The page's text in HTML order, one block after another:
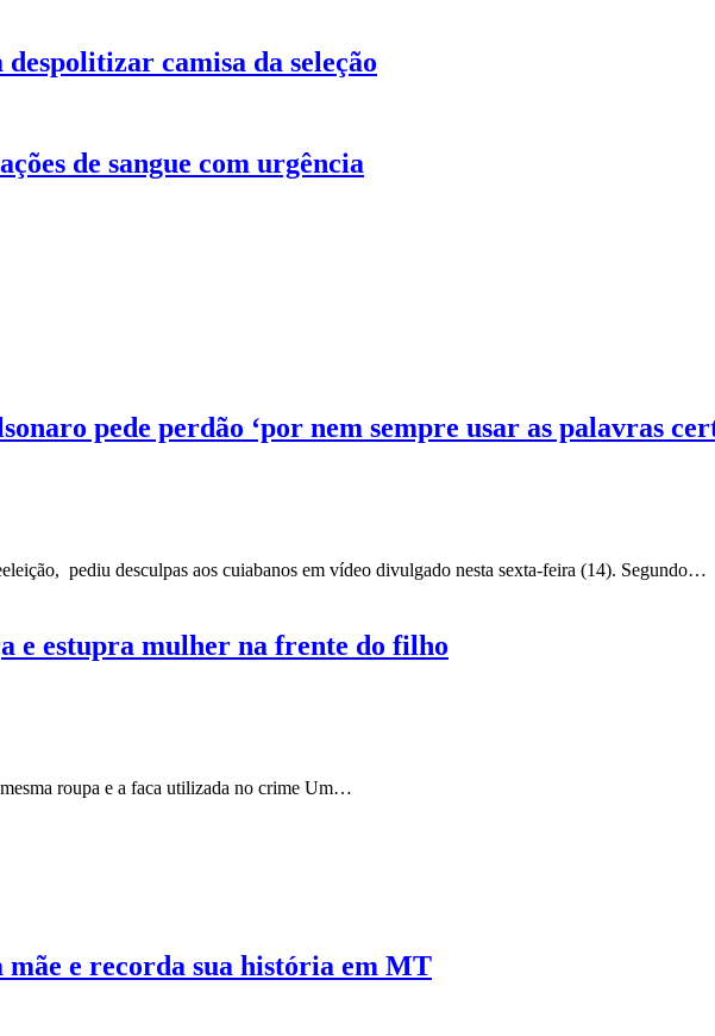
camisa da seleção
de sangue com urgência
pede perdão ‘por nem sempre usar as palavras
pediu desculpas aos cuiabanos em vídeo divulgado nesta sexta-feira (14). Segundo…
e estupra mulher na frente do filho
roupa e a faca utilizada no crime Um…
e recorda sua história em MT